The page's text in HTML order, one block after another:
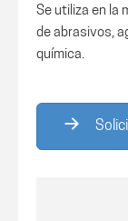
Se utiliza en la
de abrasivos,
química.